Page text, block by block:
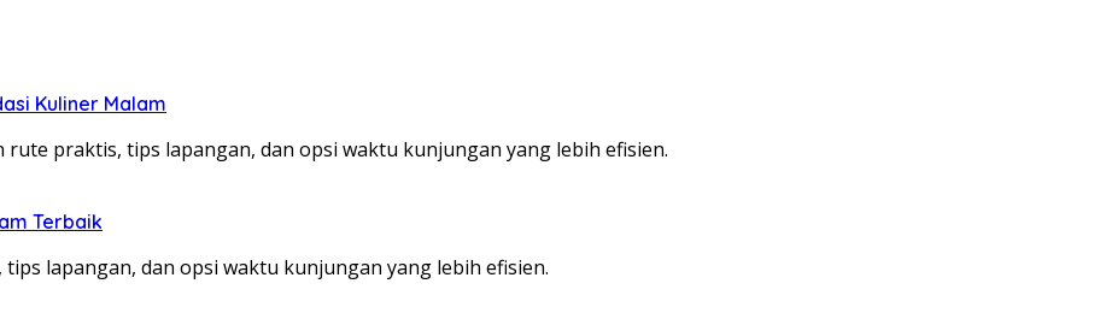
Kuliner Malam
praktis, tips lapangan, dan opsi waktu kunjungan yang lebih efisien.
Terbaik
lapangan, dan opsi waktu kunjungan yang lebih efisien.